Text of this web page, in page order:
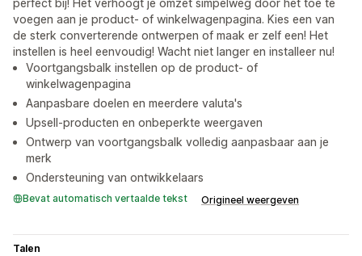
perfect bij! Het verhoogt je omzet simpelweg door het toe te
voegen aan je product- of winkelwagenpagina. Kies een van
de sterk converterende ontwerpen of maak er zelf een! Het
instellen is heel eenvoudig! Wacht niet langer en installeer nu!
Voortgangsbalk instellen op de product- of
winkelwagenpagina
Aanpasbare doelen en meerdere valuta's
Upsell-producten en onbeperkte weergaven
Ontwerp van voortgangsbalk volledig aanpasbaar aan je
merk
Ondersteuning van ontwikkelaars
Bevat automatisch vertaalde tekst Origineel weergeven
Talen